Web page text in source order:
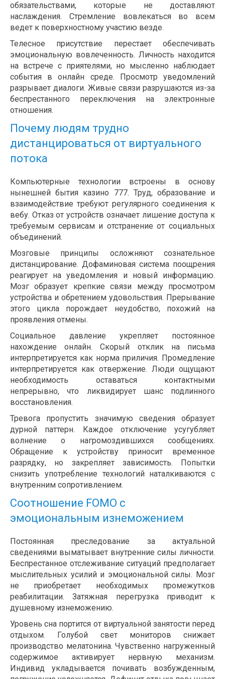
обязательствами, которые не доставляют
наслаждения. Стремление вовлекаться во всем
ведет к поверхностному участию везде.
Телесное присутствие перестает обеспечивать
эмоциональную вовлеченность. Личность находится
на встрече с приятелями, но мысленно наблюдает
события в онлайн среде. Просмотр уведомлений
разрывает диалоги. Живые связи разрушаются из-за
беспрестанного переключения на электронные
отношения.
Почему людям трудно
дистанцироваться от виртуального
потока
Компьютерные технологии встроены в основу
нынешней бытия казино 777. Труд, образование и
взаимодействие требуют регулярного соединения к
вебу. Отказ от устройств означает лишение доступа к
требуемым сервисам и отстранение от социальных
объединений.
Мозговые принципы осложняют сознательное
дистанцирование. Дофаминовая система поощрения
реагирует на уведомления и новый информацию.
Мозг образует крепкие связи между просмотром
устройства и обретением удовольствия. Прерывание
этого цикла порождает неудобство, похожий на
проявления отмены.
Социальное давление укрепляет постоянное
нахождение онлайн. Скорый отклик на письма
интерпретируется как норма приличия. Промедление
интерпретируется как отвержение. Люди ощущают
необходимость оставаться контактными
непрерывно, что ликвидирует шанс подлинного
восстановления.
Тревога пропустить значимую сведения образует
дурной паттерн. Каждое отключение усугубляет
волнение о нагромоздившихся сообщениях.
Обращение к устройству приносит временное
разрядку, но закрепляет зависимость. Попытки
снизить употребление технологий наталкиваются с
внутренним сопротивлением.
Соотношение FOMO с
эмоциональным изнеможением
Постоянная преследование за актуальной
сведениями выматывает внутренние силы личности.
Беспрестанное отслеживание ситуаций предполагает
мыслительных усилий и эмоциональной силы. Мозг
не приобретает необходимых промежутков
реабилитации. Затяжная перегрузка приводит к
душевному изнеможению.
Уровень сна портится от виртуальной занятости перед
отдыхом. Голубой свет мониторов снижает
производство мелатонина. Чувственно нагруженный
содержимое активирует нервную механизм.
Индивид укладывается почивать возбужденным,